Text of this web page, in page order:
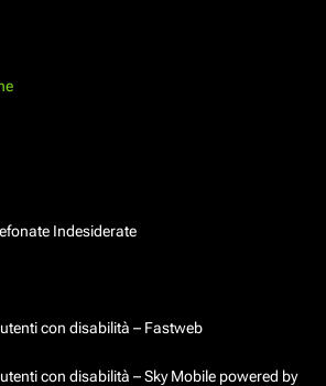
Indesiderate
con disabilità – Fastweb
con disabilità – Sky Mobile powered by